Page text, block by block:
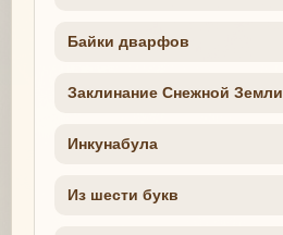
Байки дварфов
Заклинание Снежной Земли
Инкунабула
Из шести букв